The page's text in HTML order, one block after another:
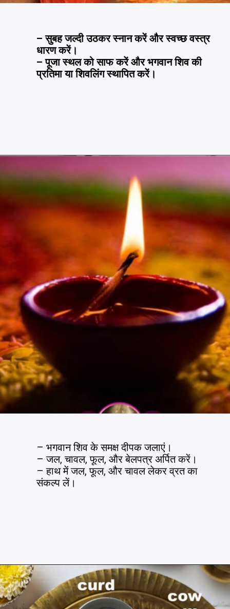
– सुबह जल्दी उठकर स्नान करें और स्वच्छ वस्त्र
धारण करें।
– पूजा स्थल को साफ करें और भगवान शिव की
प्रतिमा या शिवलिंग स्थापित करें।
– भगवान शिव के समक्ष दीपक जलाएं।
– जल, चावल, फूल, और बेलपत्र अर्पित करें।
– हाथ में जल, फूल, और चावल लेकर व्रत का
संकल्प लें।